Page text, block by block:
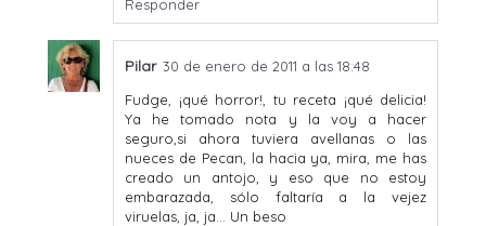
Responder
Pilar 30 de enero de 2011 a las 18:48
Fudge, ¡qué horror!, tu receta ¡qué delicia!
Ya he tomado nota y la voy a hacer
seguro,si ahora tuviera avellanas o las
nueces de Pecan, la hacia ya, mira, me has
creado un antojo, y eso que no estoy
embarazada, sólo faltaría a la vejez
viruelas, ja, ja... Un beso